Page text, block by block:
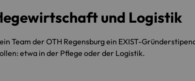
und Logistik
Team der OTH Regensburg ein EXIST-
etwa in der Pflege oder der Logistik.